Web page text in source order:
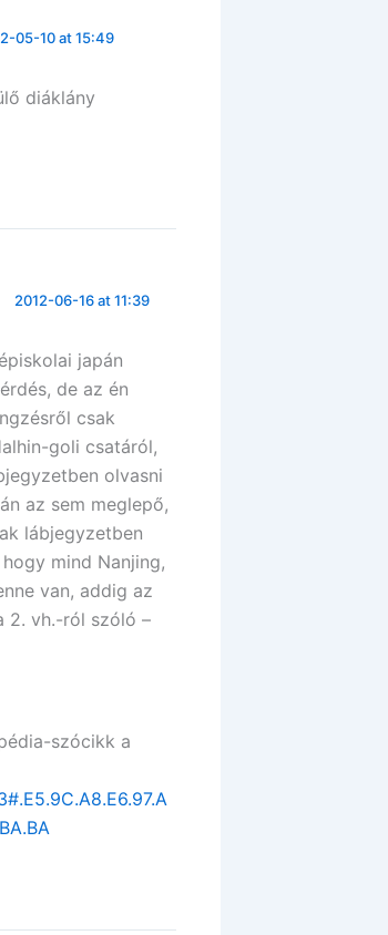
05-10 at 15:49
diáklány
2012-06-16 at 11:39
japán
de az én
csak
goli csatáról,
olvasni
az sem meglepő,
lábjegyzetben
mind Nanjing,
van, addig az
2. vh.-ról szóló –
szócikk a